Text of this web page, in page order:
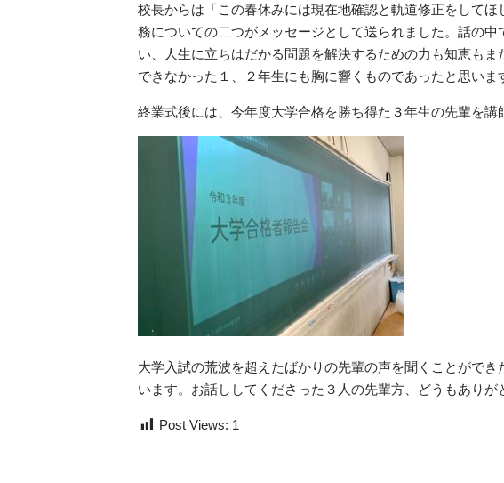
校長からは「この春休みには現在地確認と軌道修正をして
務についての二つがメッセージとして送られました。話の
い、人生に立ちはだかる問題を解決するための力も知恵も
できなかった１、２年生にも胸に響くものであったと思いま
終業式後には、今年度大学合格を勝ち得た３年生の先輩を
大学入試の荒波を超えたばかりの先輩の声を聞くことがで
います。お話ししてくださった３人の先輩方、どうもありが
Post Views: 1